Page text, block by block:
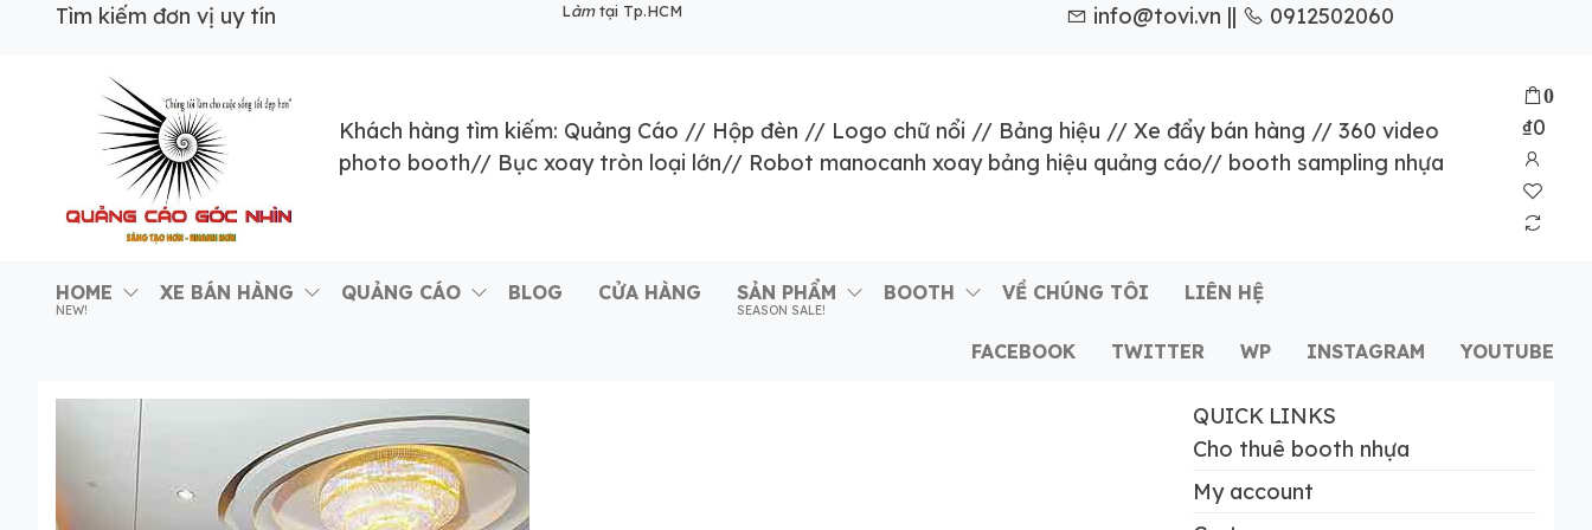
Tìm kiếm đơn vị uy tín Làmtại Tp.HCM info@tovi.vn || 0912502060
chuyên
sâu – 8
nghiệm
nhà sản
xuất
bày… tại
Minh
Khách hàng tìm kiếm: Quảng Cáo // Hộp đèn // Logo chữ nổi // Bảng hiệu // Xe đẩy bán hàng // 360 video
photo booth// Bục xoay tròn loại lớn// Robot manocanh xoay bảng hiệu quảng cáo// booth sampling nhựa
0
₫0
HOME
NEW!
XE BÁN HÀNG QUẢNG CÁO BLOG CỬA HÀNG SẢN PHẨM
SEASON SALE!
BOOTH VỀ CHÚNG TÔI LIÊN HỆ
FACEBOOK TWITTER WP INSTAGRAM YOUTUBE
QUICK LINKS
Cho thuê booth nhựa
My account